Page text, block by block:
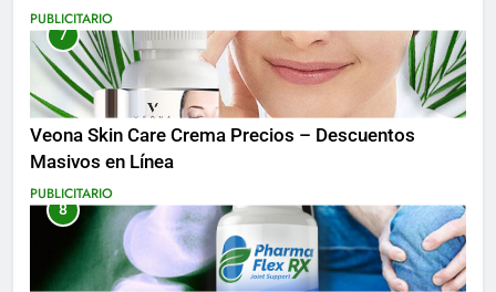
Costa Rica y Más
PUBLICITARIO
7
Veona Skin Care Crema Precios – Descuentos
Masivos en Línea
PUBLICITARIO
8